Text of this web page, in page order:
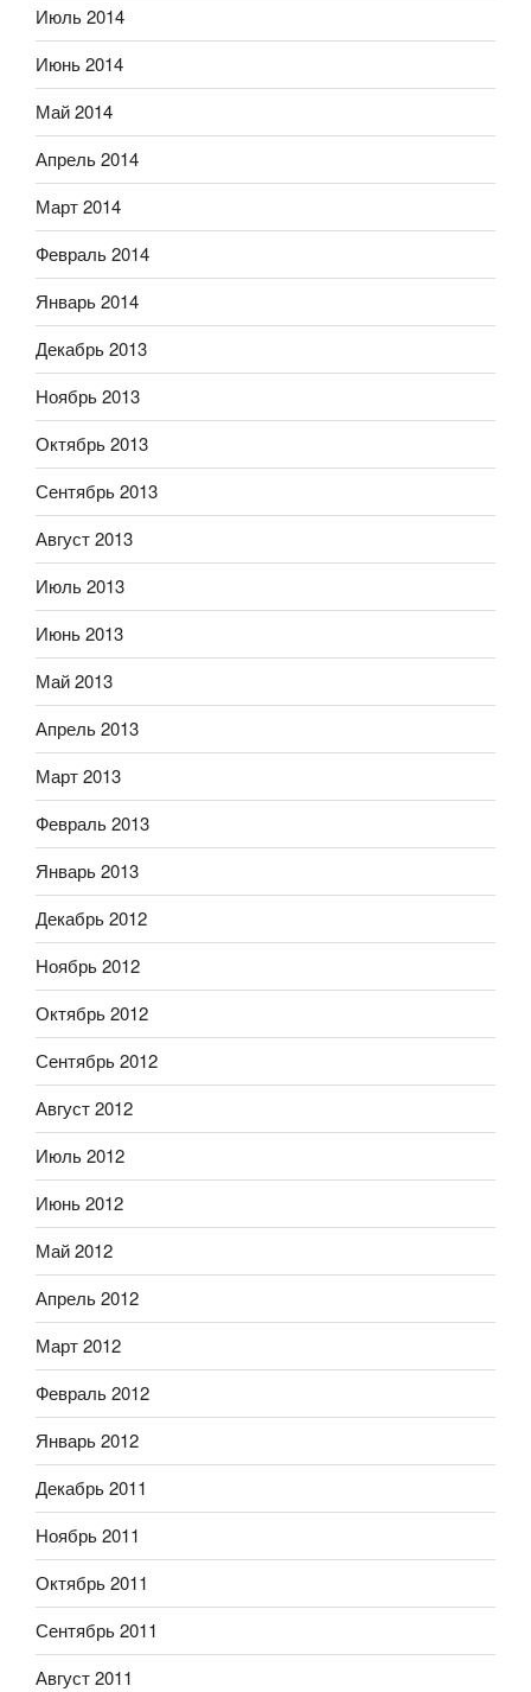
Июль 2014
Июнь 2014
Май 2014
Апрель 2014
Март 2014
Февраль 2014
Январь 2014
Декабрь 2013
Ноябрь 2013
Октябрь 2013
Сентябрь 2013
Август 2013
Июль 2013
Июнь 2013
Май 2013
Апрель 2013
Март 2013
Февраль 2013
Январь 2013
Декабрь 2012
Ноябрь 2012
Октябрь 2012
Сентябрь 2012
Август 2012
Июль 2012
Июнь 2012
Май 2012
Апрель 2012
Март 2012
Февраль 2012
Январь 2012
Декабрь 2011
Ноябрь 2011
Октябрь 2011
Сентябрь 2011
Август 2011